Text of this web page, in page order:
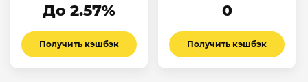
До 2.57%
Получить кэшбэк
0
Получить кэшбэк